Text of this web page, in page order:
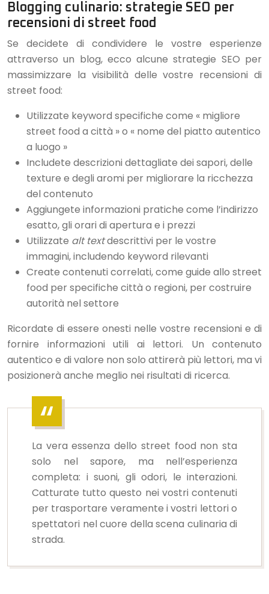
Blogging culinario: strategie SEO per
recensioni di street food
Se decidete di condividere le vostre esperienze
attraverso un blog, ecco alcune strategie SEO per
massimizzare la visibilità delle vostre recensioni di
street food:
Utilizzate keyword specifiche come « migliore
street food a città » o « nome del piatto autentico
a luogo »
Includete descrizioni dettagliate dei sapori, delle
texture e degli aromi per migliorare la ricchezza
del contenuto
Aggiungete informazioni pratiche come l’indirizzo
esatto, gli orari di apertura e i prezzi
Utilizzate alt textdescrittivi per le vostre
immagini, includendo keyword rilevanti
Create contenuti correlati, come guide allo street
food per specifiche città o regioni, per costruire
autorità nel settore
Ricordate di essere onesti nelle vostre recensioni e di
fornire informazioni utili ai lettori. Un contenuto
autentico e di valore non solo attirerà più lettori, ma vi
posizionerà anche meglio nei risultati di ricerca.
La vera essenza dello street food non sta
solo nel sapore, ma nell’esperienza
completa: i suoni, gli odori, le interazioni.
Catturate tutto questo nei vostri contenuti
per trasportare veramente i vostri lettori o
spettatori nel cuore della scena culinaria di
strada.